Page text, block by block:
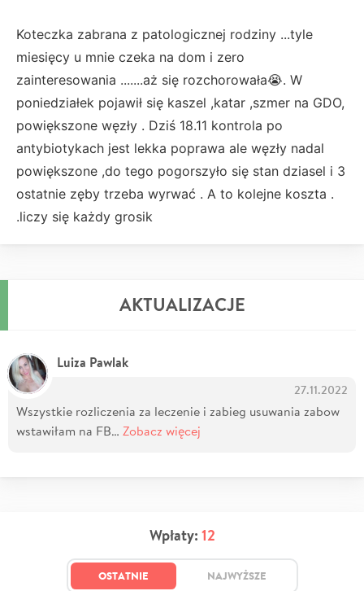
Koteczka zabrana z patologicznej rodziny ...tyle
miesięcy u mnie czeka na dom i zero
zainteresowania .......aż się rozchorowała😭. W
poniedziałek pojawił się kaszel ,katar ,szmer na GDO,
powiększone węzły . Dziś 18.11 kontrola po
antybiotykach jest lekka poprawa ale węzły nadal
powiększone ,do tego pogorszyło się stan dziasel i 3
ostatnie zęby trzeba wyrwać . A to kolejne koszta .
.liczy się każdy grosik
AKTUALIZACJE
Luiza Pawlak
27.11.2022
Wszystkie rozliczenia za leczenie i zabieg usuwania zabow
wstawiłam na FB… Zobacz więcej
Wpłaty: 12
OSTATNIE NAJWYŻSZE